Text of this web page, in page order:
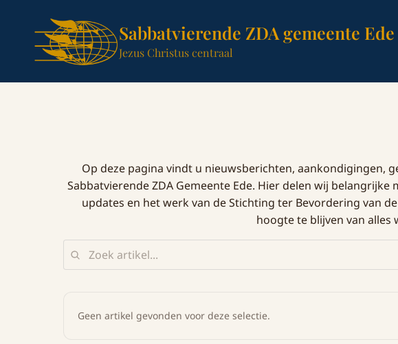
Sabbatvierende ZDA gemeente Ede
Jezus Christus centraal
Op deze pagina vindt u nieuwsberichten, aankondigingen,
Sabbatvierende ZDA Gemeente Ede. Hier delen wij
updates en het werk van de Stichting ter Bevordering van
hoogte te blijven van
Geen artikel gevonden voor deze selectie.